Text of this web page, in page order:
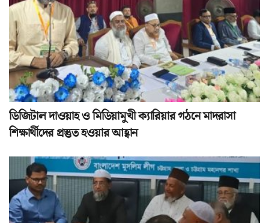
ডিজিটাল দাওয়াহ ও মিডিয়ামুখী ক্যারিয়ার গঠনে মাদরাসা
শিক্ষার্থীদের প্রস্তুত হওয়ার আহ্বান